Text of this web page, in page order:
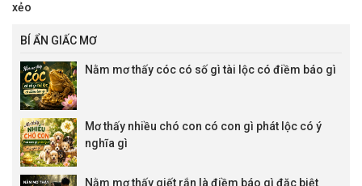
xẻo
BÍ ẨN GIẤC MƠ
Nằm mơ thấy cóc có số gì tài lộc có điềm báo gì
Mơ thấy nhiều chó con có con gì phát lộc có ý
nghĩa gì
Nằm mơ thấy giết rắn là điềm báo gì đặc biệt